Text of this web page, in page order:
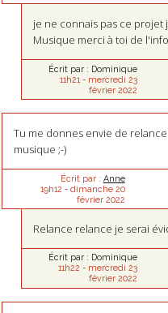
je ne connais pas ce projet
Musique merci à toi de l'info
Écrit par : Dominique
11h21 - mercredi 23
février 2022
Tu me donnes envie de
musique ;-)
Écrit par : Anne
19h12 - dimanche 20
février 2022
Relance relance je serai
Écrit par : Dominique
11h22 - mercredi 23
février 2022